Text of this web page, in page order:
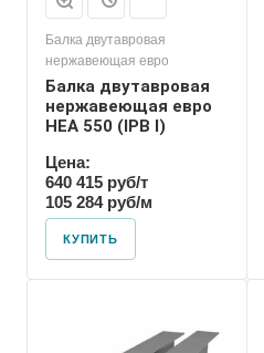
Балка двутавровая
нержавеющая евро
Балка двутавровая
нержавеющая евро
HEA 550 (IPB l)
Цена:
640 415 руб/т
105 284 руб/м
КУПИТЬ